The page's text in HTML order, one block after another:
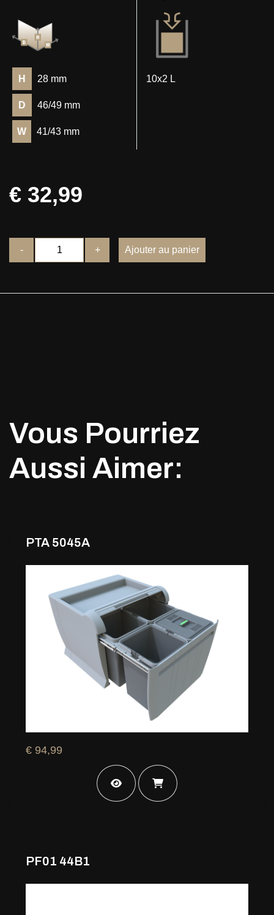
H 28 mm
D 46/49 mm
W 41/43 mm
10x2 L
€ 32,99
- + Ajouter au panier
Vous Pourriez
Aussi Aimer:
PTA 5045A
€ 94,99
PF01 44B1